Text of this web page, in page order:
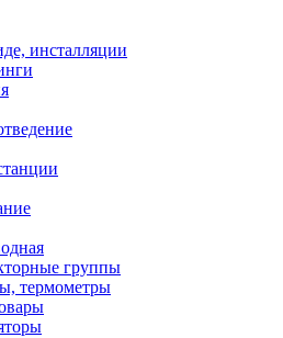
инсталляции
группы
термометры